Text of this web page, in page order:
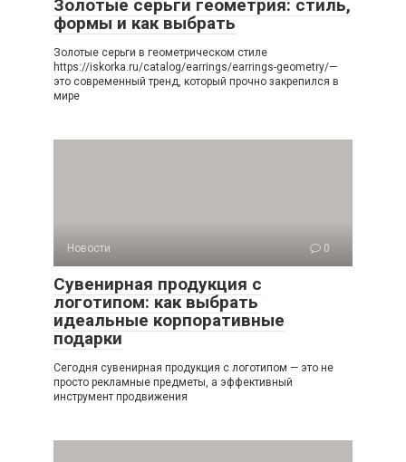
Золотые серьги геометрия: стиль,
формы и как выбрать
Золотые серьги в геометрическом стиле
https://iskorka.ru/catalog/earrings/earrings-geometry/—
это современный тренд, который прочно закрепился в
мире
Новости 0
Сувенирная продукция с
логотипом: как выбрать
идеальные корпоративные
подарки
Сегодня сувенирная продукция с логотипом — это не
просто рекламные предметы, а эффективный
инструмент продвижения